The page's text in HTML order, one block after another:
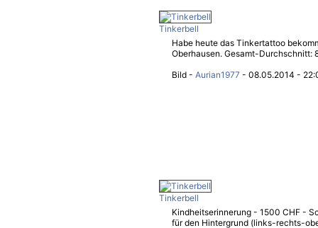
Tinkerbell
Habe heute das Tinkertattoo
Oberhausen. Gesamt-Durchschnitt:
Bild - Aurian1977 - 08.05.2014 -
Tinkerbell
Kindheitserinnerung - 1500 CHF -
für den Hintergrund (links-rechts-